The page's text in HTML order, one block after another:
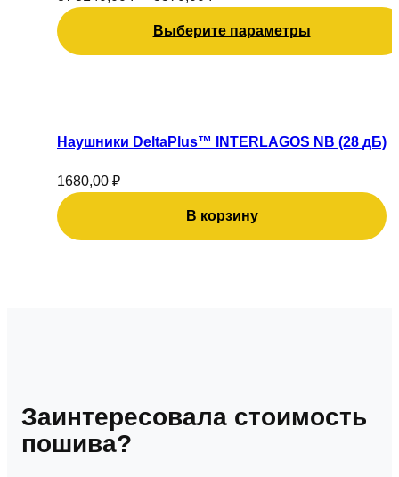
Выберите параметры
можно
выбрать
на
Наушники DeltaPlus™ INTERLAGOS NB (28 дБ)
1680,00 ₽
В корзину
Заинтересовала стоимость
пошива?